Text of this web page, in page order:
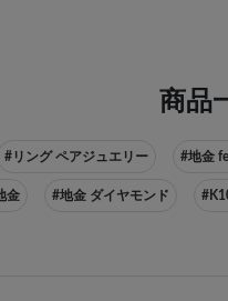
商品
#リング ペアジュエリー #地金
金 #地金 ダイヤモンド